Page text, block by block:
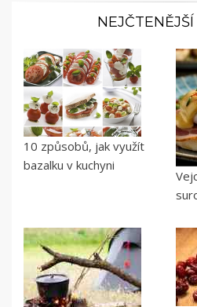
10 způsobů, jak využít
bazalku v kuchyni